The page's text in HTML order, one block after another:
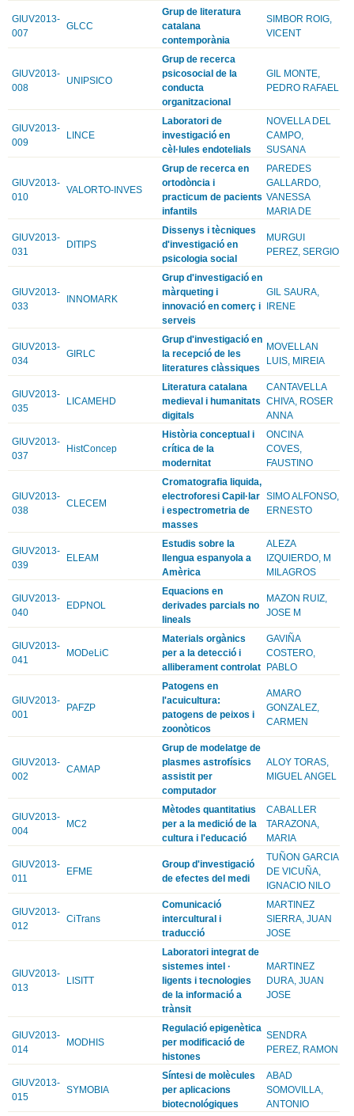
GIUV2013-
007
GLCC
Grup de literatura
catalana
contemporània
SIMBOR ROIG,
VICENT
GIUV2013-
008
UNIPSICO
Grup de recerca
psicosocial de la
conducta
organitzacional
GIL MONTE,
PEDRO RAFAEL
GIUV2013-
009
LINCE
Laboratori de
investigació en
cèl·lules endotelials
NOVELLA DEL
CAMPO,
SUSANA
GIUV2013-
010
VALORTO-INVES
Grup de recerca en
ortodòncia i
practicum de pacients
infantils
PAREDES
GALLARDO,
VANESSA
MARIA DE
GIUV2013-
031
DITIPS
Dissenys i tècniques
d'investigació en
psicologia social
MURGUI
PEREZ, SERGIO
GIUV2013-
033
INNOMARK
Grup d'investigació en
màrqueting i
innovació en comerç i
serveis
GIL SAURA,
IRENE
GIUV2013-
034
GIRLC
Grup d'investigació en
la recepció de les
literatures clàssiques
MOVELLAN
LUIS, MIREIA
GIUV2013-
035
LICAMEHD
Literatura catalana
medieval i humanitats
digitals
CANTAVELLA
CHIVA, ROSER
ANNA
GIUV2013-
037
HistConcep
Història conceptual i
crítica de la
modernitat
ONCINA
COVES,
FAUSTINO
GIUV2013-
038
CLECEM
Cromatografia liquida,
electroforesi Capil·lar
i espectrometria de
masses
SIMO ALFONSO,
ERNESTO
GIUV2013-
039
ELEAM
Estudis sobre la
llengua espanyola a
Amèrica
ALEZA
IZQUIERDO, M
MILAGROS
GIUV2013-
040
EDPNOL
Equacions en
derivades parcials no
lineals
MAZON RUIZ,
JOSE M
GIUV2013-
041
MODeLiC
Materials orgànics
per a la detecció i
alliberament controlat
GAVIÑA
COSTERO,
PABLO
GIUV2013-
001
PAFZP
Patogens en
l'acuicultura:
patogens de peixos i
zoonòticos
AMARO
GONZALEZ,
CARMEN
GIUV2013-
002
CAMAP
Grup de modelatge de
plasmes astrofísics
assistit per
computador
ALOY TORAS,
MIGUEL ANGEL
GIUV2013-
004
MC2
Mètodes quantitatius
per a la medició de la
cultura i l'educació
CABALLER
TARAZONA,
MARIA
GIUV2013-
011
EFME
Group d'investigació
de efectes del medi
TUÑON GARCIA
DE VICUÑA,
IGNACIO NILO
GIUV2013-
012
CiTrans
Comunicació
intercultural i
traducció
MARTINEZ
SIERRA, JUAN
JOSE
GIUV2013-
013
LISITT
Laboratori integrat de
sistemes intel ·
ligents i tecnologies
de la informació a
trànsit
MARTINEZ
DURA, JUAN
JOSE
GIUV2013-
014
MODHIS
Regulació epigenètica
per modificació de
histones
SENDRA
PEREZ, RAMON
GIUV2013-
015
SYMOBIA
Síntesi de molècules
per aplicacions
biotecnológiques
ABAD
SOMOVILLA,
ANTONIO